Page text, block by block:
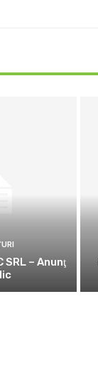
SRL – Anunţ